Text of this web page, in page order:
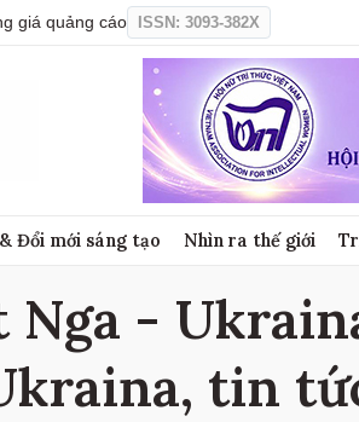
giá quảng cáo ISSN: 3093-382X
Đổi mới sáng tạo Nhìn ra thế giới
Nga -
tin